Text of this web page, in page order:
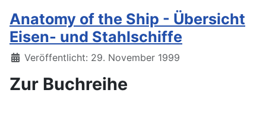
Anatomy of the Ship - Übersicht
Eisen- und Stahlschiffe
Details
Veröffentlicht: 29. November 1999
Zur Buchreihe